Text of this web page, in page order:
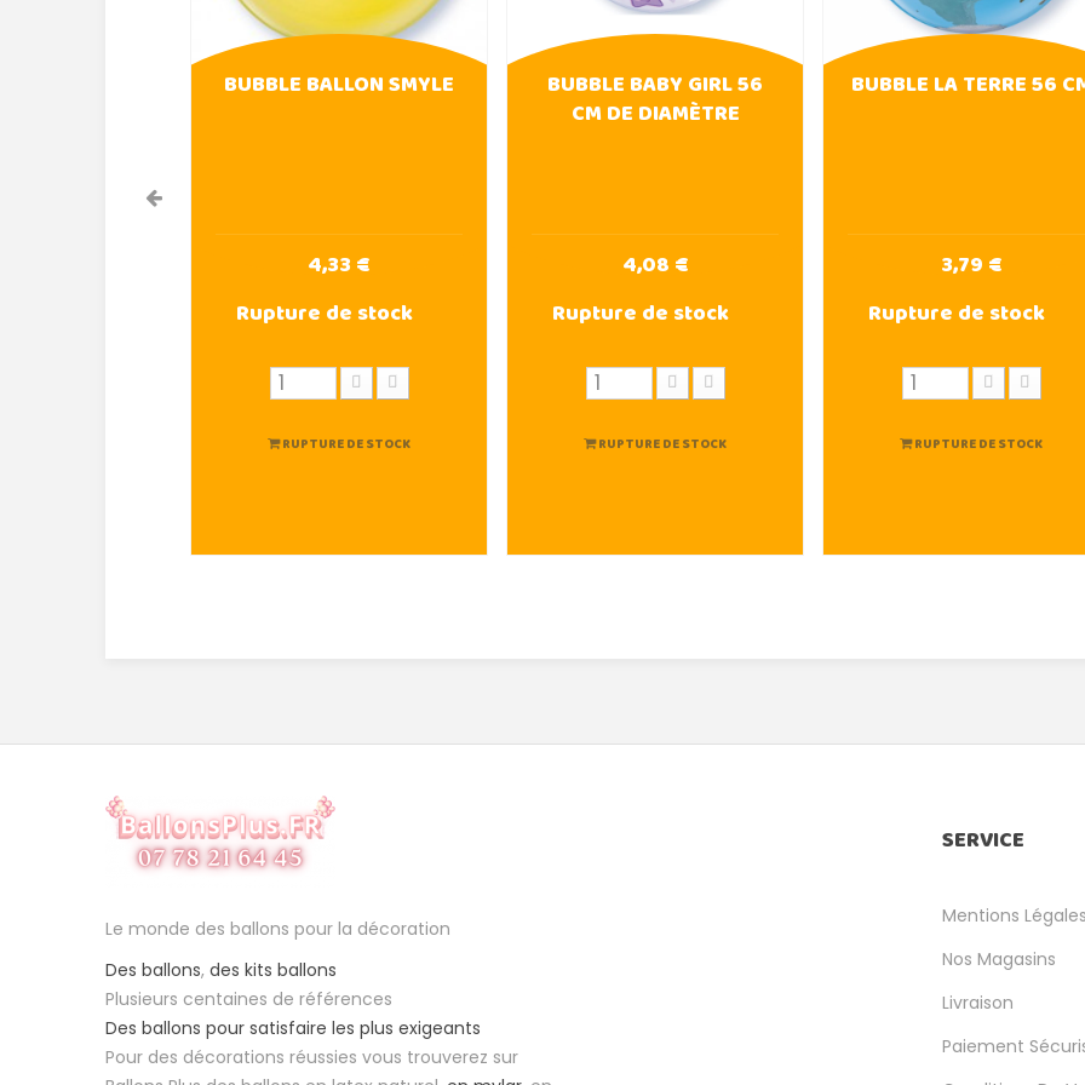
BUBBLE BALLON SMYLE
4,33 €
Rupture de stock
RUPTURE DE STOCK
BUBBLE BABY GIRL 56
CM DE DIAMÈTRE
4,08 €
Rupture de stock
RUPTURE DE STOCK
BUBBLE LA TERRE 56
3,79 €
Rupture de stock
RUPTURE DE STOCK
Le monde des ballons pour la décoration
Des ballons, des kits ballons
Plusieurs centaines de références
Des ballons pour satisfaire les plus exigeants
Pour des décorations réussies vous trouverez sur
SERVICE
Mentions Légales
Nos Magasins
Livraison
Paiement